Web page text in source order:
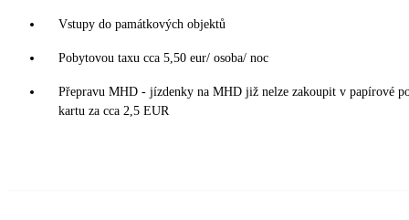
Vstupy do památkových objektů
Pobytovou taxu cca 5,50 eur/ osoba/ noc
Přepravu MHD - jízdenky na MHD již nelze zakoupit v papírové
kartu za cca 2,5 EUR